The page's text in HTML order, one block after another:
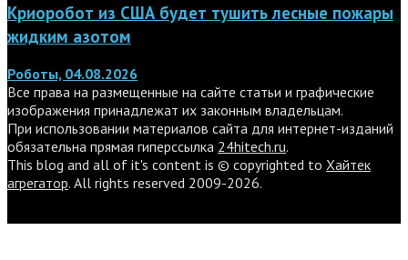
Криоробот из США будет тушить лесные пожары
жидким азотом
Роботы, 04.08.2026
Все права на размещенные на сайте статьи и графические
изображения принадлежат их законным владельцам.
При использовании материалов сайта для интернет-изданий
обязательна прямая гиперссылка 24hitech.ru.
This blog and all of it's content is © copyrighted to Хайтек
агрегатор. All rights reserved 2009-2026.